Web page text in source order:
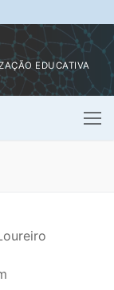
EDUCATIVA